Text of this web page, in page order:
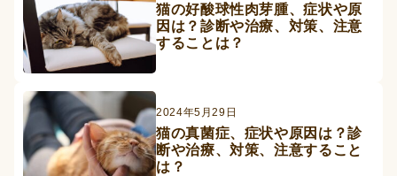
猫の好酸球性肉芽腫、症状や原
因は？診断や治療、対策、注意
することは？
2024年5月29日
猫の真菌症、症状や原因は？診
断や治療、対策、注意すること
は？